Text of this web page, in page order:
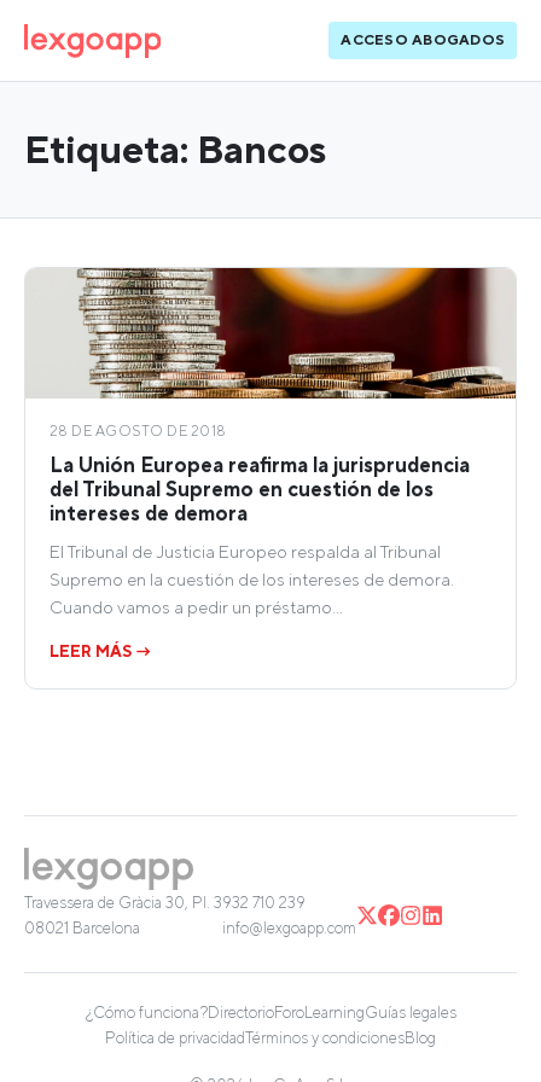
ACCESO ABOGADOS
Etiqueta: Bancos
28 DE AGOSTO DE 2018
La Unión Europea reafirma la jurisprudencia
del Tribunal Supremo en cuestión de los
intereses de demora
El Tribunal de Justicia Europeo respalda al Tribunal
Supremo en la cuestión de los intereses de demora.
Cuando vamos a pedir un préstamo…
LEER MÁS →
Travessera de Gràcia 30, Pl. 3
08021 Barcelona
932 710 239
info@lexgoapp.com
¿Cómo funciona?DirectorioForoLearningGuías legales
Política de privacidadTérminos y condicionesBlog